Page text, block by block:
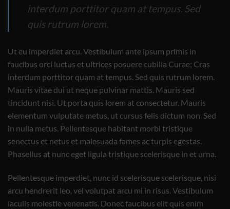
interdum porttitor quam at tempus. Sed
quis rutrum lorem.
Ut eu imperdiet arcu. Vestibulum ante ipsum primis in
faucibus orci luctus et ultrices posuere cubilia Curae; Cras
interdum porttitor quam at tempus. Sed quis rutrum lorem.
Mauris vitae dui ut neque pulvinar mattis. Mauris sed
tincidunt nisi. Ut porta quis lorem at consectetur. Mauris
elementum vulputate metus, ut cursus felis dictum non. Sed
in nulla metus. Pellentesque habitant morbi tristique
senectus et netus et malesuada fames ac turpis egestas.
Phasellus at nunc eget ligula tristique scelerisque in et urna.
Pellentesque imperdiet, nunc id scelerisque scelerisque, nisi
arcu hendrerit leo, vel volutpat arcu mi in risus. Vestibulum
iaculis molestie venenatis. Donec faucibus elit quis enim